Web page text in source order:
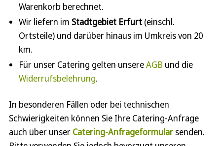
Warenkorb berechnet.
Wir liefern im Stadtgebiet Erfurt(einschl.
Ortsteile) und darüber hinaus im Umkreis von 20
km.
Für unser Catering gelten unsereAGB und die
Widerrufsbelehrung.
In besonderen Fällen oder bei technischen
Schwierigkeiten können Sie Ihre Catering-Anfrage
auch über unser Catering-Anfrageformularsenden.